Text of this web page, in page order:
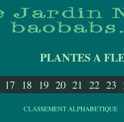
PLANTES A
17 18 19 20 21 22 23
CLASSEMENT ALPHABETIQUE